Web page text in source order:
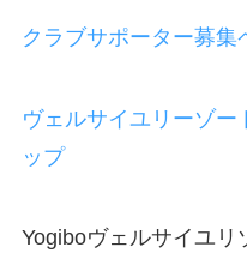
クラブサポーター募集
ヴェルサイユリーゾー
ップ
Yogiboヴェルサイユリ